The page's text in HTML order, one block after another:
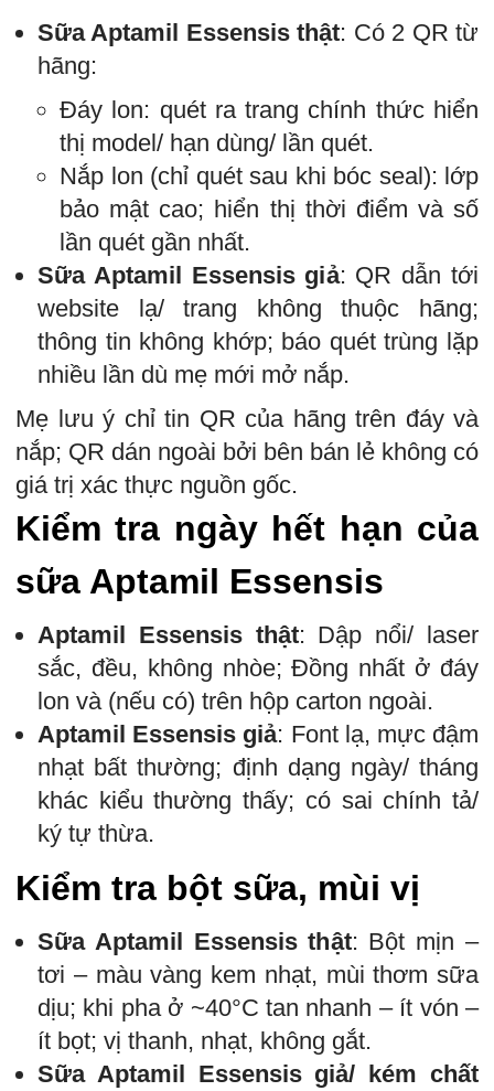
Sữa Aptamil Essensis thật: Có 2 QR từ
hãng:
Đáy lon: quét ra trang chính thức hiển
thị model/ hạn dùng/ lần quét.
Nắp lon (chỉ quét sau khi bóc seal): lớp
bảo mật cao; hiển thị thời điểm và số
lần quét gần nhất.
Sữa Aptamil Essensis giả: QR dẫn tới
website lạ/ trang không thuộc hãng;
thông tin không khớp; báo quét trùng lặp
nhiều lần dù mẹ mới mở nắp.
Mẹ lưu ý chỉ tin QR của hãng trên đáy và
nắp; QR dán ngoài bởi bên bán lẻ không có
giá trị xác thực nguồn gốc.
Kiểm tra ngày hết hạn của
sữa Aptamil Essensis
Aptamil Essensis thật: Dập nổi/ laser
sắc, đều, không nhòe; Đồng nhất ở đáy
lon và (nếu có) trên hộp carton ngoài.
Aptamil Essensis giả: Font lạ, mực đậm
nhạt bất thường; định dạng ngày/ tháng
khác kiểu thường thấy; có sai chính tả/
ký tự thừa.
Kiểm tra bột sữa, mùi vị
Sữa Aptamil Essensis thật: Bột mịn –
tơi – màu vàng kem nhạt, mùi thơm sữa
dịu; khi pha ở ~40°C tan nhanh – ít vón –
ít bọt; vị thanh, nhạt, không gắt.
Sữa Aptamil Essensis giả/ kém chất